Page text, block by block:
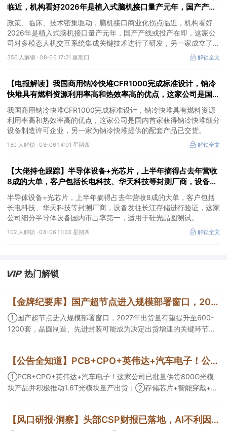
临近，机构看好2026年是植入式脑机接口量产元年，国产产线
或投产在即，这家公司对多模态人机交互系统集成关键技术进行
了研发
政策、临床、技术密集驱动，脑机接口商业化拐点临近，机构看好
2026年是植入式脑机接口量产元年，国产产线或投产在即，这家公
司对多模态人机交互系统集成关键技术进行了研发，另一家成立了人
工智能与脑机工程研究院。
356 人解锁 ·08-06 17:21 星期四 解锁全文
【电报解读】我国商用钠冷快堆CFR1000完成标准设计，钠冷
快堆具有燃料资源利用率高和热效率高的优点，这家公司是国内
首家获得钠冷快堆细分设备制造许可企业
我国商用钠冷快堆CFR1000完成标准设计，钠冷快堆具有燃料资源
利用率高和热效率高的优点，这家公司是国内首家获得钠冷快堆细分
设备制造许可企业，另一家为钠冷快堆提供的配套产品已交货。
180 人解锁 ·08-06 14:01 星期四 解锁全文
【大佬持仓跟踪】半导体设备+光芯片，上半年摘得占去年营收
8成的大单，客户包括长电科技、华天科技等封测厂商，设备发
往长江存储进行验证，这家公司细分设备国内市占率第一
半导体设备+光芯片，上半年摘得占去年营收8成的大单，客户包括
长电科技、华天科技等封测厂商，设备发往长江存储进行验证，这家
公司细分半导体设备国内市占率第一，适用于硅光晶圆测试。
102 人解锁 ·08-06 11:33 星期四 解锁全文
热门解锁
【金牌纪要库】国产超节点进入规模部署窗口，2027年出货量有望提升至600-1200套，晶圆制造、先进封装可能成为决定出货增速的关键环节
①国产超节点进入规模部署窗口，2027年出货量有望提升至600-
1200套，晶圆制造、先进封装可能成为决定出货增速的关键环节；
换芯片已经由送样验证逐步进入小批量应用，中低速率产品替代有
望加快，400G、800G产品正进入认证和导入阶段。
【公告全知道】PCB+CPO+英伟达+汽车电子！公司已批量供货800G光模块
①PCB+CPO+英伟达+汽车电子！这家公司已批量供货800G光模
块产品并积极推动1.6T光模块量产出货；②存储芯片+智能穿戴+华
【风口研报·洞察】头部CSP财报已落地，AI不利因素影响逐步消化，分析师看好AI电源架构升级重塑价值分布，细分龙头迈入放量验证阶段；战略看多港股互联网的逻辑